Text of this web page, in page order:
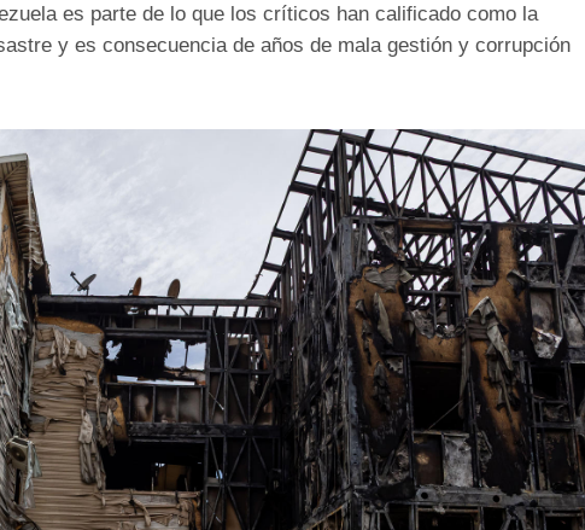
es parte de lo que los críticos han calificado como la
y es consecuencia de años de mala gestión y corrupción